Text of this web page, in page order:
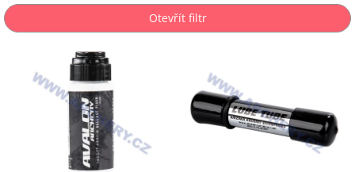
p
r
Otevřít filtr